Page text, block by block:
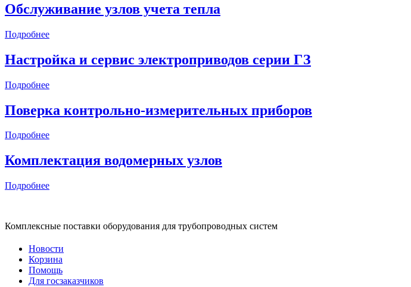
Обслуживание узлов учета тепла
Подробнее
Настройка и сервис электроприводов серии ГЗ
Подробнее
Поверка контрольно-измерительных приборов
Подробнее
Комплектация водомерных узлов
Подробнее
Комплексные поставки оборудования для трубопроводных систем
Новости
Корзина
Помощь
Для госзаказчиков